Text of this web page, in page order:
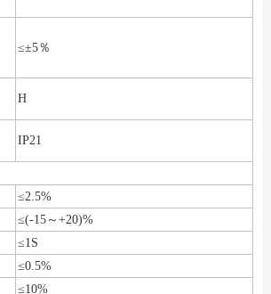
≤±5％
H
IP21
≤2.5%
≤(-15～+20)%
≤1S
≤0.5%
≤10%